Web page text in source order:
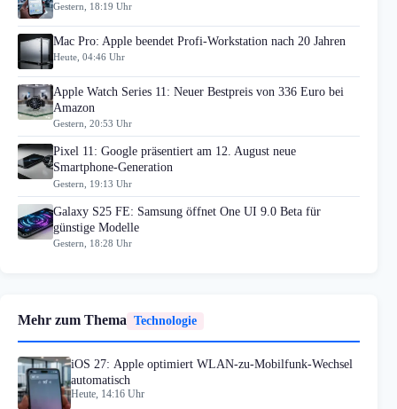
Gestern, 18:19 Uhr
Mac Pro: Apple beendet Profi-Workstation nach 20 Jahren
Heute, 04:46 Uhr
Apple Watch Series 11: Neuer Bestpreis von 336 Euro bei
Amazon
Gestern, 20:53 Uhr
Pixel 11: Google präsentiert am 12. August neue
Smartphone-Generation
Gestern, 19:13 Uhr
Galaxy S25 FE: Samsung öffnet One UI 9.0 Beta für
günstige Modelle
Gestern, 18:28 Uhr
Mehr zum Thema Technologie
iOS 27: Apple optimiert WLAN-zu-Mobilfunk-Wechsel
automatisch
Heute, 14:16 Uhr